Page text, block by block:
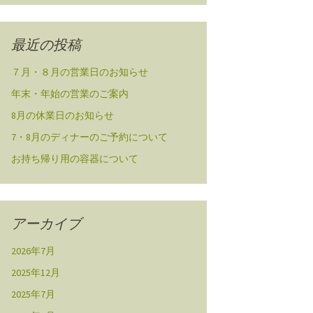
最近の投稿
７月・８月の営業日のお知らせ
年末・年始の営業のご案内
8月の休業日のお知らせ
7・8月のディナーのご予約について
お持ち帰り用の容器について
アーカイブ
2026年7月
2025年12月
2025年7月